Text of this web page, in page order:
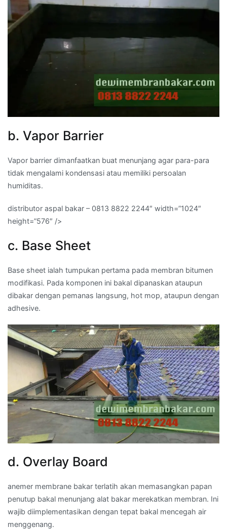
b. Vapor Barrier
Vapor barrier dimanfaatkan buat menunjang agar para-para
tidak mengalami kondensasi atau memiliki persoalan
humiditas.
distributor aspal bakar – 0813 8822 2244″ width=”1024″
height=”576″ />
c. Base Sheet
Base sheet ialah tumpukan pertama pada membran bitumen
modifikasi. Pada komponen ini bakal dipanaskan ataupun
dibakar dengan pemanas langsung, hot mop, ataupun dengan
adhesive.
d. Overlay Board
anemer membrane bakar terlatih akan memasangkan papan
penutup bakal menunjang alat bakar merekatkan membran. Ini
wajib diimplementasikan dengan tepat bakal mencegah air
menggenang.